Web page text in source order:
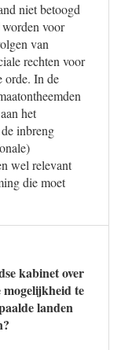
niet betoogd
worden voor
van
rechten voor
orde. In de
het
inbreng
wel relevant
die moet
kabinet over
te
landen